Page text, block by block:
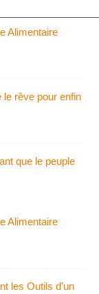
Alimentaire
rêve pour enfin
que le peuple
Alimentaire
les Outils d’un